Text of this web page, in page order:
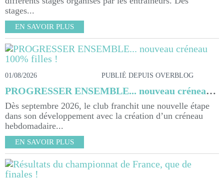
stages...
EN SAVOIR PLUS
01/08/2026 PUBLIÉ DEPUIS OVERBLOG
PROGRESSER ENSEMBLE... nouveau créneau 100% filles !
Dès septembre 2026, le club franchit une nouvelle étape
dans son développement avec la création d’un créneau
hebdomadaire...
EN SAVOIR PLUS